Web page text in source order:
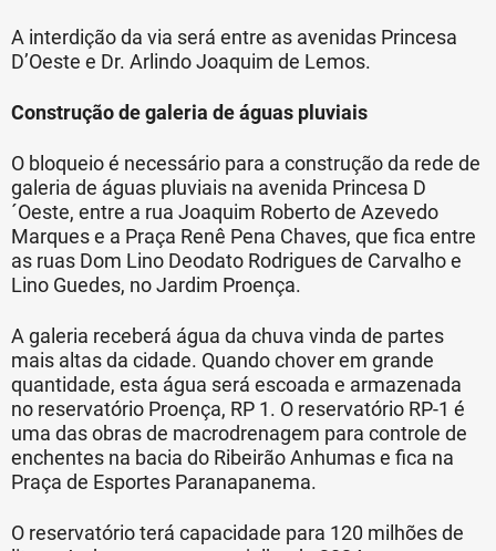
A interdição da via será entre as avenidas Princesa
D’Oeste e Dr. Arlindo Joaquim de Lemos.
Construção de galeria de águas pluviais
O bloqueio é necessário para a construção da rede de
galeria de águas pluviais na avenida Princesa D
´Oeste, entre a rua Joaquim Roberto de Azevedo
Marques e a Praça Renê Pena Chaves, que fica entre
as ruas Dom Lino Deodato Rodrigues de Carvalho e
Lino Guedes, no Jardim Proença.
A galeria receberá água da chuva vinda de partes
mais altas da cidade. Quando chover em grande
quantidade, esta água será escoada e armazenada
no reservatório Proença, RP 1. O reservatório RP-1 é
uma das obras de macrodrenagem para controle de
enchentes na bacia do Ribeirão Anhumas e fica na
Praça de Esportes Paranapanema.
O reservatório terá capacidade para 120 milhões de